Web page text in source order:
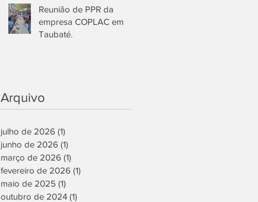
Ferreira e Moisés vice
presidente do Sinditextil
de São Paulo. Aprovada
Reunião de PPR da
empresa COPLAC em
Taubaté.
Arquivo
julho de 2026 (1)
junho de 2026 (1)
março de 2026 (1)
fevereiro de 2026 (1)
maio de 2025 (1)
outubro de 2024 (1)